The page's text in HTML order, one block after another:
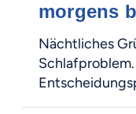
morgens
Nächtliches
Schlafproblem.